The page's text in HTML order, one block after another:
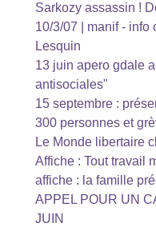
Sarkozy assassin !
10/3/07 | manif - info
Lesquin
13 juin apero gdale
antisociales"
15 septembre :
300 personnes et
Le Monde libertaire
Affiche : Tout travail
affiche : la famille
APPEL POUR UN
JUIN